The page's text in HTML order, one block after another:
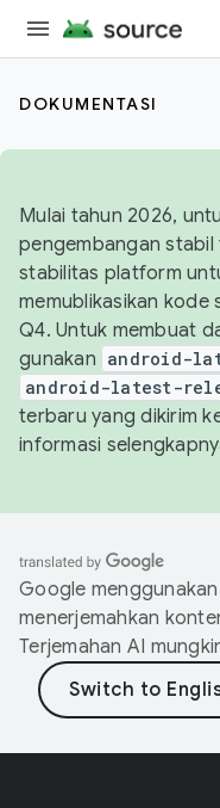
DOKUMENTASI
Mulai tahun 2026,
pengembangan stabil
stabilitas platform
memublikasikan kode
Q4. Untuk membuat
gunakan android-
android-latest-
terbaru yang dikirim
informasi
Google
menerjemahkan
Terjemahan AI